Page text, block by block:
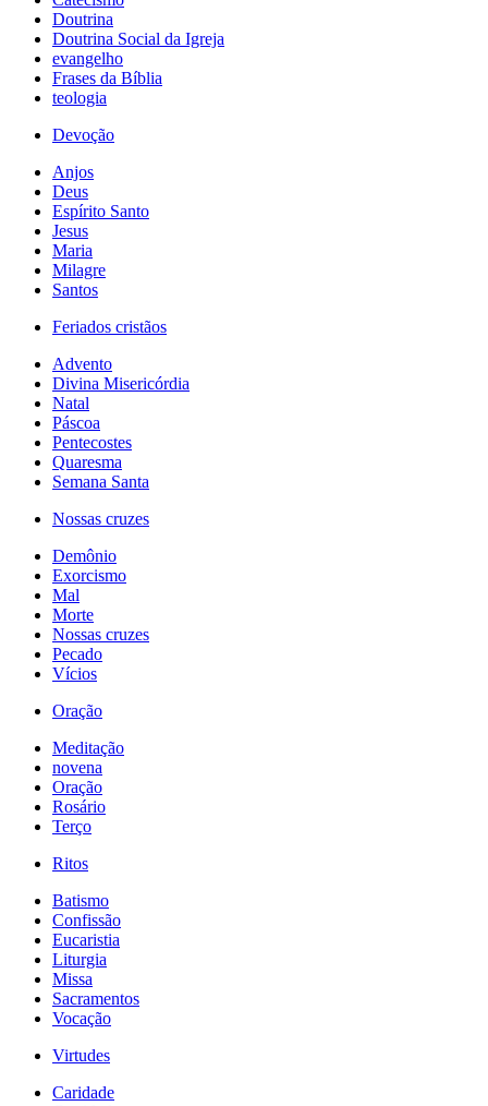
Doutrina
Doutrina Social da Igreja
evangelho
Frases da Bíblia
teologia
Devoção
Anjos
Deus
Espírito Santo
Jesus
Maria
Milagre
Santos
Feriados cristãos
Advento
Divina Misericórdia
Natal
Páscoa
Pentecostes
Quaresma
Semana Santa
Nossas cruzes
Demônio
Exorcismo
Mal
Morte
Nossas cruzes
Pecado
Vícios
Oração
Meditação
novena
Oração
Rosário
Terço
Ritos
Batismo
Confissão
Eucaristia
Liturgia
Missa
Sacramentos
Vocação
Virtudes
Caridade